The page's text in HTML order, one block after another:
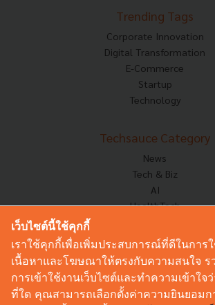
Trending Tags
Corporate Innovation
Digital Transformation
E-Commerce
Startup
Technology
Techsauce Category
News
Tech & Biz
AI
HealthTech
Corp Innov
Saucy Thoughts
Sustainable
Videos
เว็บไซต์นี้ใช้คุกกี้
เราใช้คุกกี้เพื่อเพิ่มประสบการณ์ที่ดีในการ
เนื้อหาและโฆษณาให้ตรงกับความสนใจ ร
การเข้าใช้งานเว็บไซต์และทำความเข้าใจ
ที่ใด คุณสามารถเลือกตั้งค่าความยินยอมก